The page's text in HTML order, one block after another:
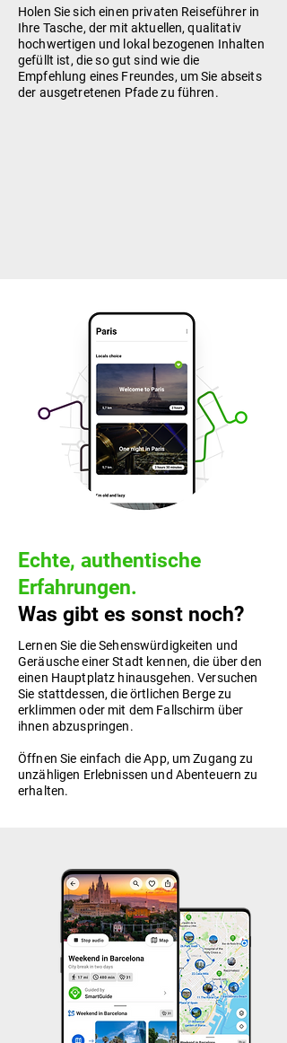
Holen Sie sich einen privaten Reiseführer in
Ihre Tasche, der mit aktuellen, qualitativ
hochwertigen und lokal bezogenen Inhalten
gefüllt ist, die so gut sind wie die
Empfehlung eines Freundes, um Sie abseits
der ausgetretenen Pfade zu führen.
Echte, authentische
Erfahrungen.
Was gibt es sonst noch?
Lernen Sie die Sehenswürdigkeiten und
Geräusche einer Stadt kennen, die über den
einen Hauptplatz hinausgehen. Versuchen
Sie stattdessen, die örtlichen Berge zu
erklimmen oder mit dem Fallschirm über
ihnen abzuspringen.
Öffnen Sie einfach die App, um Zugang zu
unzähligen Erlebnissen und Abenteuern zu
erhalten.